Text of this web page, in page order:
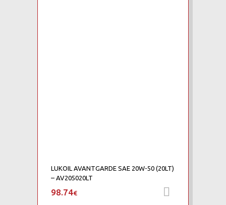
LUKOIL AVANTGARDE SAE 20W-50 (20LT)
– AV205020LT
98.74€